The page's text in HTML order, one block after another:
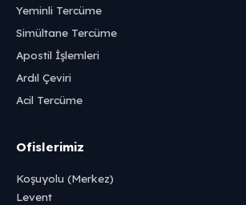
Yeminli Tercüme
Simültane Tercüme
Apostil İşlemleri
Ardıl Çeviri
Acil Tercüme
Ofislerimiz
Koşuyolu (Merkez)
Levent